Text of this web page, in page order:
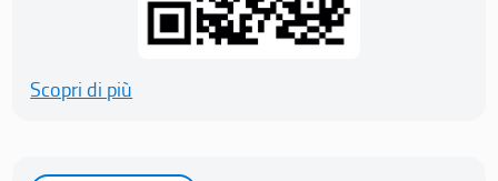
Scopri di più